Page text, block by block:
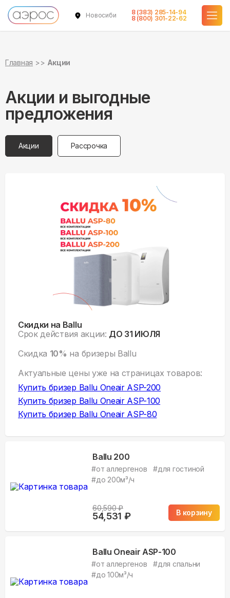
Новосибирск
8 (383) 285-14-94
8 (800) 301-22-62
Главная Акции
Акции и выгодные
предложения
Акции Рассрочка
Скидки на Ballu
Срок действия акции: ДО 31 ИЮЛЯ
Скидка 10% на бризеры Ballu
Актуальные цены уже на страницах товаров:
Купить бризер Ballu Oneair ASP-200
Купить бризер Ballu Oneair ASP-100
Купить бризер Ballu Oneair ASP-80
Ballu 200
#от аллергенов #для гостиной
#до 200м³/ч
60,590₽
54,531 ₽ В корзину
Ballu Oneair ASP-100
#от аллергенов #для спальни
#до 100м³/ч